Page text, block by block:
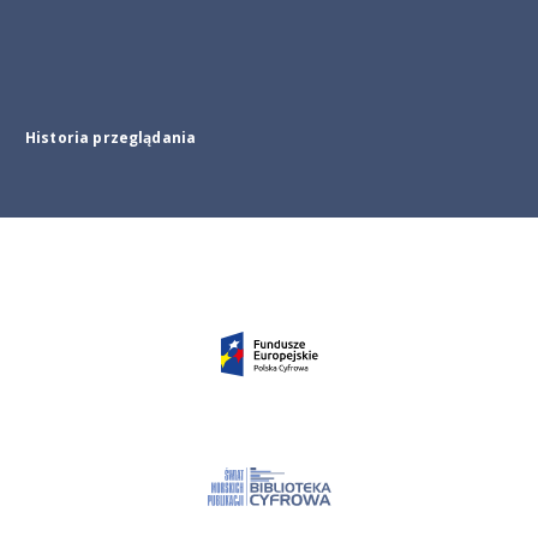
Historia przeglądania